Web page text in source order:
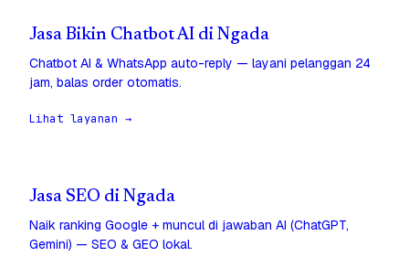
Jasa Bikin Chatbot AI di Ngada
Chatbot AI & WhatsApp auto-reply — layani pelanggan 24
jam, balas order otomatis.
Lihat layanan →
Jasa SEO di Ngada
Naik ranking Google + muncul di jawaban AI (ChatGPT,
Gemini) — SEO & GEO lokal.